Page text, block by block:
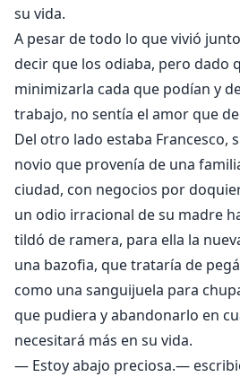
su vida.
A pesar de todo lo que vivió
decir que los odiaba, pero dado
minimizarla cada que podían y
trabajo, no sentía el amor que
Del otro lado estaba Francesco,
novio que provenía de una
ciudad, con negocios por
un odio irracional de su madre
tildó de ramera, para ella la
una bazofia, que trataría de
como una sanguijuela para
que pudiera y abandonarlo en
necesitará más en su vida.
— Estoy abajo preciosa.—